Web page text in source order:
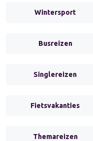
Wintersport
Busreizen
Singlereizen
Fietsvakanties
Themareizen